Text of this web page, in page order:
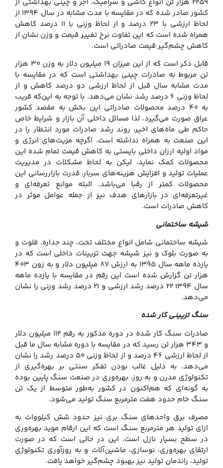
کشور صادر شده که در مقایسه با مدت مشابه در سال ۱۳۹۴ از
لحاظ ارزشی با ۲۳ درصد و از لحاظ وزنی با ۱۱ درصد کاهش
همراه شده است که این تفاوت نرخ تغییر قیمت و وزن نشان از
کاهش چشم‌گیر قیمت صادراتی است.
قابل ذکر است که از این میزان ۱۹ میلیون دلار به وزن ۳۰ هزار
تن مربوط به صادرات چینی بهداشتی است که در مقایسه با
مدت مشابه سال قبل از لحاظ ارزشی دو درصد کاهش و از
لحاظ وزنی ۶ درصد رشد نشان می‌دهد. با توجه به این‌که قریب
به ۴۰ درصد محصولات صادراتی این بخش به مقصد کشور
عراق صورت می‌گیرد، لذا مسائل داخلی آن بازار و شرایط خاص
حاکم طی ماه‌های اخیر، روند رشد صادرات مورد انتظار را در
این صنعت به همراه نداشته است. اگرچه مزیت‌های انرژی و
مواد اولیه ارزان داخلی بایستی به کاهش قیمت تمام شده این
محصولات کمک نماید، لیکن به لحاظ مشکلات در مدیریت
عملیات تولید و افزایش هزینه‌های سربار، قدرت بازاررسانی این
محصولات کمتر از رقبا می‌باشد. البته موانع تعرفه‌ای و
غیرتعرفه‌ای در بازارهای هدف نیز از جمله عوامل موثر در
کاهش صادرات است.
شیشه ساختمانی
شیشه ساختمانی شامل انواع مختلف تخت، چند جداره، فلوت و
به صورت بلوک و نیز شیشه جهت تزیینات داخلی است که در
یازده ماهه سال ۱۳۹۵ به ارزش ۸۷ میلیون دلار و به زون ۴۰۳
هزار تن گزارش شده است این رقم در مقایسه با یازده ماهه
سال ۱۳۹۴ ۲۲ درصد رشد ارزشی و ۲۱ درصد رشد وزنی را نشان
می‌دهد.
سنگ تزیینی کار شده
صادرات سنگ کار شده در دوره مذکور به رقم ۱۱۲ میلیون دلار
و ۳۴۳ هزار تن رسید که در مقایسه با دوره مشابه سال ما قبل
از لحاظ ارزشی ۴۶ درصد و از لحاظ وزنی ۵۰ درصد رشد را نشان
می‌دهد. به دلیل غالب بودن تفکر سنتی بر بهره‌گیری از
تکنولوژی مدرن و به روز، بهره‌وری در صنعت سنگ پایین بوده
به گونه‌ای که هم‌اکنون در کشور به‌طور متوسط از یک تن
سنگ خام حدود هفت مترمربع سنگ تولید می‌شود.
مصرف برق واحدهای سنگ بری نیز حدود شش کیلووات به
ازای تولید هر مترمربع سنگ است که این ارقام موید بهره‌وری
در سطح بسیار نازل است. این در حالی است که در صورت
ارتقای بهره‌وری، نوسازی، ماشین‌آلات و به روزآوری تکنولوژی
تولید، راندمان تولید نیز بهبود چشم‌گیر خواهد یافت.